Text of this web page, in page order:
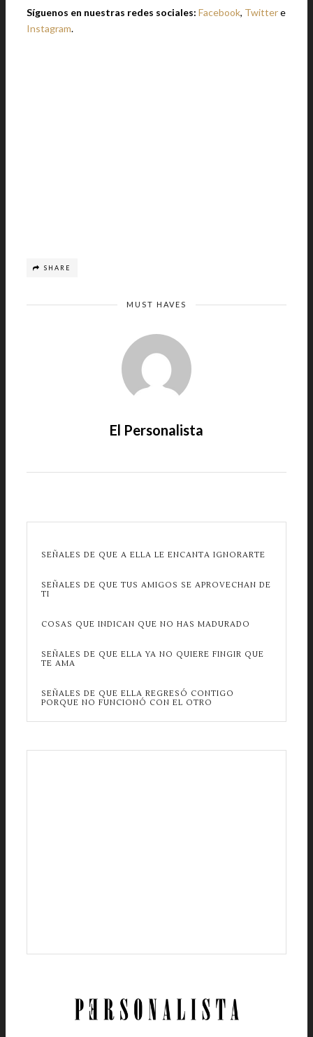
Síguenos en nuestras redes sociales: Facebook, Twittere
Instagram.
SHARE
MUST HAVES
El Personalista
SEÑALES DE QUE A ELLA LE ENCANTA IGNORARTE
SEÑALES DE QUE TUS AMIGOS SE APROVECHAN DE
TI
COSAS QUE INDICAN QUE NO HAS MADURADO
SEÑALES DE QUE ELLA YA NO QUIERE FINGIR QUE
TE AMA
SEÑALES DE QUE ELLA REGRESÓ CONTIGO
PORQUE NO FUNCIONÓ CON EL OTRO